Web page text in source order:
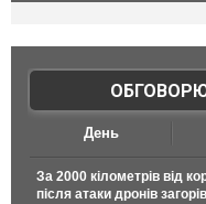
День
За 2000 кілометрів від
після атаки дронів